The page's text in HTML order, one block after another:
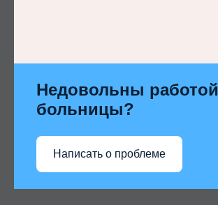
Недовольны работой
больницы?
Написать о проблеме